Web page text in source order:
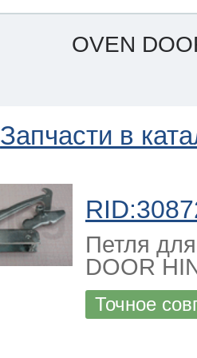
OVEN
Запчасти в
Петля
DOOR
Точное